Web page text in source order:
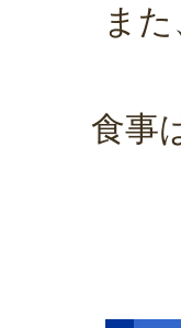
ま
食事